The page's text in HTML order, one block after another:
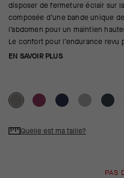
disposer de fermeture éclair sur
composée d’une bande unique
l’abdomen pour un maintien
Le confort pour l’endurance revu
EN SAVOIR PLUS
Quelle est ma taille?
PAS